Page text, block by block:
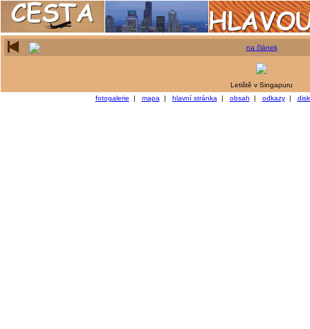
na článek
Letiště v Singapuru
fotogalerie | mapa | hlavní stránka | obsah | odkazy|